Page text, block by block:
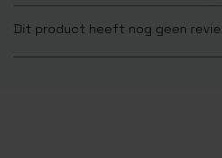
Dit product heeft nog geen